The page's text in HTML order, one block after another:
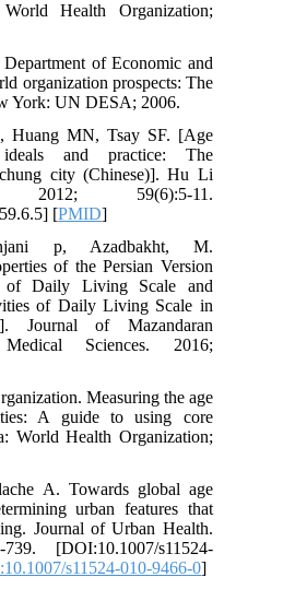
setting. Geneva: World Health
5. United Nations Department of
Social Affairs. World organization
2005 revision. New York: UN DESA;
6. Hu J, Tsai PK, Huang MN, Tsay
friendly cities, ideals and
experience of Taichung city
Za Zhi. 2012;
[DOI:10.6224/JN.59.6.5] [
7. Taheri Tanjani p,
[Psychometric Properties of the Persian
of the Activities of Daily Living
Instrumental Activities of Daily Living
elderly (Persian)]. Journal of
University of Medical Sciences.
8. World Health Organization. Measuring
friendliness of cities: A guide to
indicators. Geneva: World Health
9. Plouffe L, Kalache A. Towards
friendly cities: determining urban
promote active aging. Journal of Urban
2010; 87(5):733-739. [DOI:10.1007/
010-9466-0] [DOI:10.1007/s11524-010-